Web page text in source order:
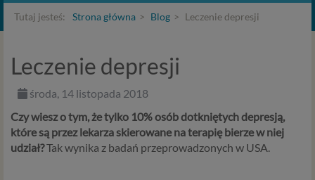
Tutaj jesteś: Strona główna Blog Leczenie depresji
Leczenie depresji
środa, 14 listopada 2018
Czy wiesz o tym, że tylko 10% osób dotkniętych depresją,
które są przez lekarza skierowane na terapię bierze w niej
udział?Tak wynika z badań przeprowadzonych w USA.